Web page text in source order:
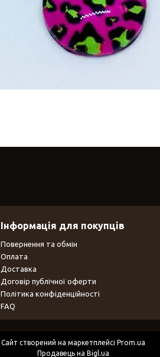
Інформація для покупців
Повернення та обмін
Оплата
Доставка
Договір публічної оферти
Політика конфіденційності
FAQ
Сайт створений на маркетплейсі Prom.ua
Продавець на Bigl.ua